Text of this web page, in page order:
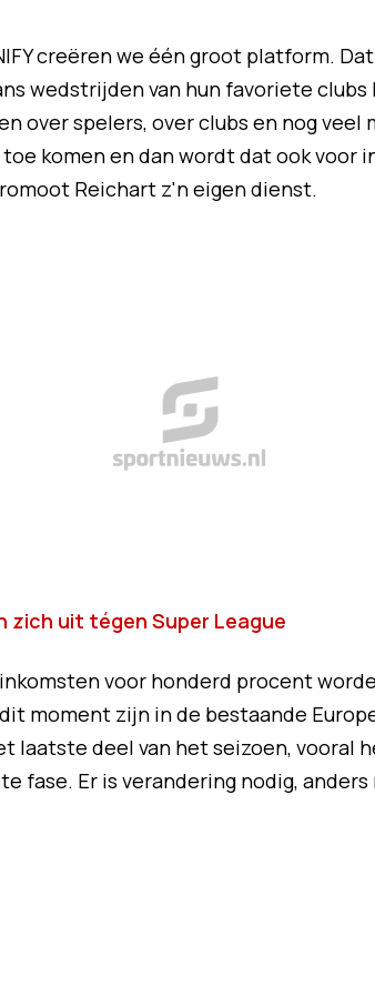
creëren we één groot platform.
wedstrijden van hun favoriete clubs
over spelers, over clubs en nog veel
komen en dan wordt dat ook voor
Reichart z'n eigen dienst.
zich uit tégen Super League
voor honderd procent
moment zijn in de bestaande
laatste deel van het seizoen, vooral
fase. Er is verandering nodig,